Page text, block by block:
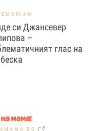
си Джансевер
–
глас на